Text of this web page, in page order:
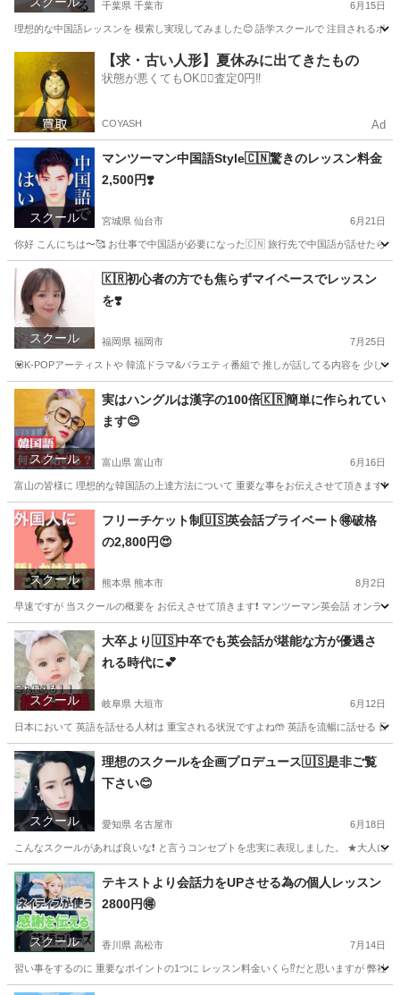
千葉県 千葉市 6月15日
理想的な中国語レッスンを 模索し実現してみました😊 語学スクールで 注目されるポ
中国語 レッスン
【求・古い人形】夏休みに出てきたもの
状態が悪くてもOK🙆‍♀️査定0円‼️
COYASH Ad
スクール
マンツーマン中国語Style🇨🇳驚きのレッスン料金
2,500円❣️
宮城県 仙台市 6月21日
你好 こんにちは〜🥰 お仕事で中国語が必要になった🇨🇳 旅行先で中国語が話せたら
宮城 中国語 レッスン
スクール
🇰🇷初心者の方でも焦らずマイペースでレッスン
を❣️
福岡県 福岡市 7月25日
💟K-POPアーティストや 韓流ドラマ&バラエティ番組で 推しが話してる内容を 少し
福岡 福岡市 韓国語 初心者
スクール
実はハングルは漢字の100倍🇰🇷簡単に作られてい
ます😊
富山県 富山市 6月16日
富山の皆様に 理想的な韓国語の上達方法について 重要な事をお伝えさせて頂きます
富山 富山市 韓国語 レッスン
スクール
フリーチケット制🇺🇸英会話プライベート🉐破格
の2,800円😍
熊本県 熊本市 8月2日
早速ですが 当スクールの概要を お伝えさせて頂きます❗️ マンツーマン英会話 オンラ
熊本 熊本市 英会話 レッスン
スクール
大卒より🇺🇸中卒でも英会話が堪能な方が優遇さ
れる時代に💕
岐阜県 大垣市 6月12日
日本において 英語を話せる人材は 重宝される状況ですよね🤲 英語を流暢に話せる 日
岐阜 大垣市 英会話 レッスン
スクール
理想のスクールを企画プロデュース🇺🇸是非ご覧
下さい😊
愛知県 名古屋市 6月18日
こんなスクールがあれば良いな❗️ と言うコンセプトを忠実に表現しました。 ★大人
愛知 名古屋市 英会話 レッスン
スクール
テキストより会話力をUPさせる為の個人レッスン
2800円🉐
香川県 高松市 7月14日
習い事をするのに 重要なポイントの1つに レッスン料金いくら⁉️だと思いますが 弊社